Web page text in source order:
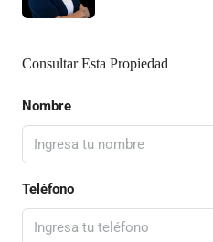
Consultar Esta Propiedad
Nombre
Teléfono